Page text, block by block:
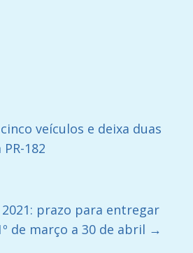
veículos e deixa duas
182
prazo para entregar
de março a 30 de abril →